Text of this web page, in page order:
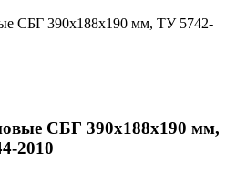
СБГ 390х188х190 мм,
2010